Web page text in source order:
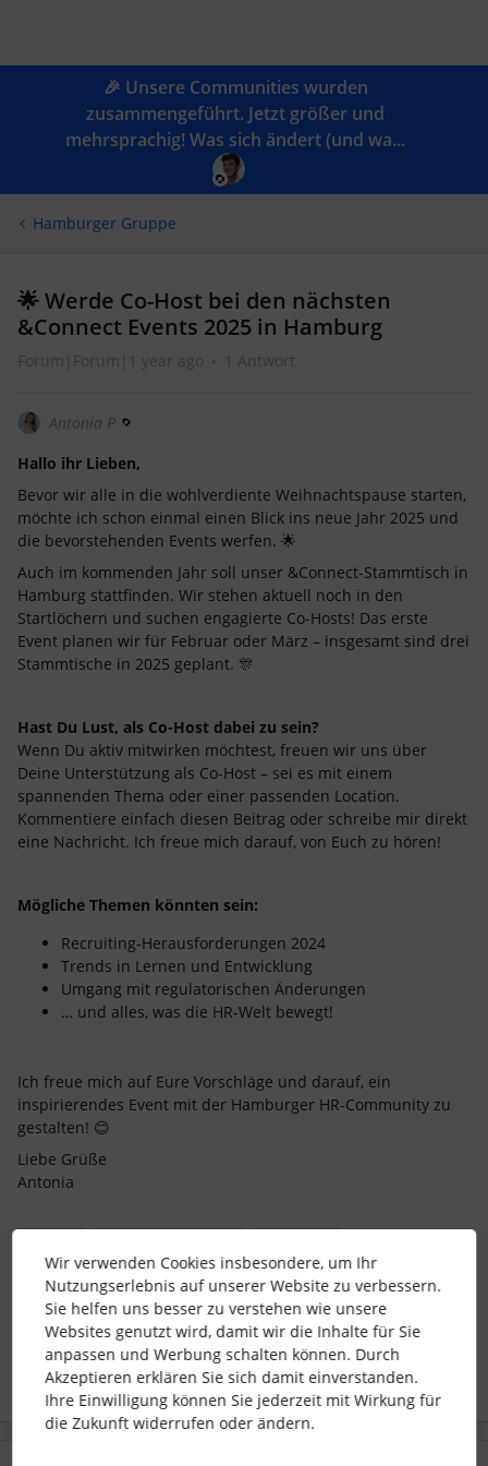
🎉 Unsere Communities wurden
zusammengeführt. Jetzt größer und
mehrsprachig! Was sich ändert (und wa...
Hamburger Gruppe
🌟 Werde Co-Host bei den nächsten
&Connect Events 2025 in Hamburg
Forum|Forum|1 year ago 1 Antwort
Antonia P
Hallo ihr Lieben,
Bevor wir alle in die wohlverdiente Weihnachtspause starten,
möchte ich schon einmal einen Blick ins neue Jahr 2025 und
die bevorstehenden Events werfen. 🌟
Auch im kommenden Jahr soll unser &Connect-Stammtisch in
Hamburg stattfinden. Wir stehen aktuell noch in den
Startlöchern und suchen engagierte Co-Hosts! Das erste
Event planen wir für Februar oder März – insgesamt sind drei
Stammtische in 2025 geplant. 🎊
Hast Du Lust, als Co-Host dabei zu sein?
Wenn Du aktiv mitwirken möchtest, freuen wir uns über
Deine Unterstützung als Co-Host – sei es mit einem
spannenden Thema oder einer passenden Location.
Kommentiere einfach diesen Beitrag oder schreibe mir direkt
eine Nachricht. Ich freue mich darauf, von Euch zu hören!
Mögliche Themen könnten sein:
Recruiting-Herausforderungen 2024
Trends in Lernen und Entwicklung
Umgang mit regulatorischen Änderungen
… und alles, was die HR-Welt bewegt!
Ich freue mich auf Eure Vorschläge und darauf, ein
inspirierendes Event mit der Hamburger HR-Community zu
gestalten! 😊
Liebe Grüße
Antonia
Hamburg Meetup &Connect Events Co-Host
4 Menschen gefällt dies
Wir verwenden Cookies insbesondere, um Ihr
Nutzungserlebnis auf unserer Website zu verbessern.
Sie helfen uns besser zu verstehen wie unsere
Websites genutzt wird, damit wir die Inhalte für Sie
anpassen und Werbung schalten können. Durch
Akzeptieren erklären Sie sich damit einverstanden.
Ihre Einwilligung können Sie jederzeit mit Wirkung für
die Zukunft widerrufen oder ändern.